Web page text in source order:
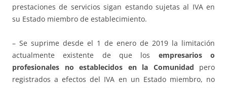
prestaciones de servicios sigan estando sujetas al IVA en
su Estado miembro de establecimiento.
– Se suprime desde el 1 de enero de 2019 la limitación
actualmente existente de que los empresarios o
profesionales no establecidos en la Comunidad pero
registrados a efectos del IVA en un Estado miembro, no